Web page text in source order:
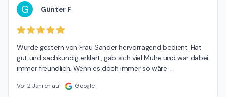
G Günter F
Wurde gestern von Frau Sander hervorragend bedient. Hat
gut und sachkundig erklärt, gab sich viel Mühe und war dabei
immer freundlich. Wenn es doch immer so wäre...
Vor 2 Jahren auf Google